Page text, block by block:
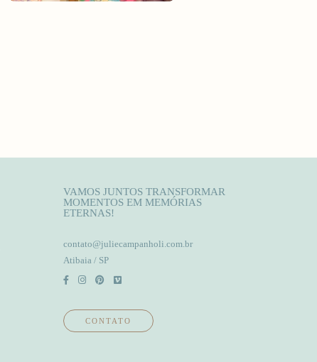
VAMOS JUNTOS TRANSFORMAR
MOMENTOS EM MEMÓRIAS
ETERNAS!
contato@juliecampanholi.com.br
Atibaia / SP
CONTATO